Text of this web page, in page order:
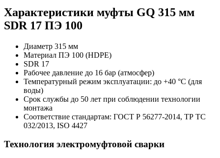
Характеристики муфты GQ 315 мм
SDR 17 ПЭ 100
Диаметр 315 мм
Материал ПЭ 100 (HDPE)
SDR 17
Рабочее давление до 16 бар (атмосфер)
Температурный режим эксплуатации: до +40 °C (для
воды)
Срок службы до 50 лет при соблюдении технологии
монтажа
Соответствие стандартам: ГОСТ Р 56277-2014, ТР ТС
032/2013, ISO 4427
Технология электромуфтовой сварки